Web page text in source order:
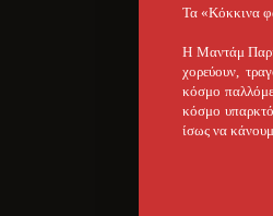
Τα «Κόκκινα
Η Μαντάμ Παρί
χορεύουν,
κόσμο
κόσμο
ίσως να